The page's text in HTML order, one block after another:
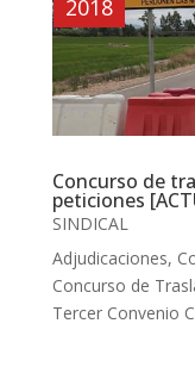
Concurso de
peticiones
2018
SINDICAL
Adjudicaciones,
Concurso de
Tercer Convenio